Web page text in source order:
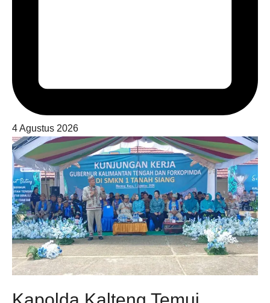
4 Agustus 2026